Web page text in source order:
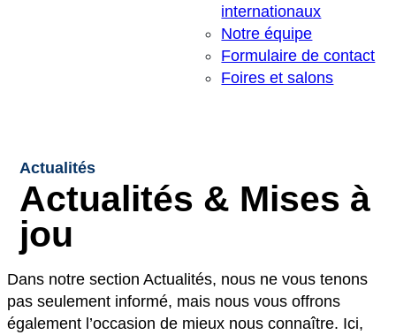
internationaux
Notre équipe
Formulaire de contact
Foires et salons
Actualités
Actualités & Mises à
jou
Dans notre section Actualités, nous ne vous tenons
pas seulement informé, mais nous vous offrons
également l’occasion de mieux nous connaître. Ici,